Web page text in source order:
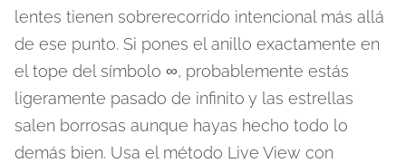
lentes tienen sobrerecorrido intencional más allá
de ese punto. Si pones el anillo exactamente en
el tope del símbolo ∞, probablemente estás
ligeramente pasado de infinito y las estrellas
salen borrosas aunque hayas hecho todo lo
demás bien. Usa el método Live View con